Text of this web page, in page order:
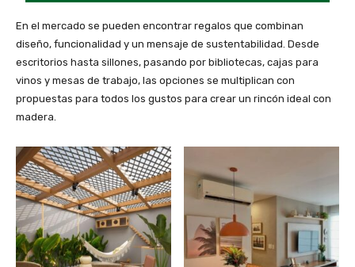
En el mercado se pueden encontrar regalos que combinan
diseño, funcionalidad y un mensaje de sustentabilidad. Desde
escritorios hasta sillones, pasando por bibliotecas, cajas para
vinos y mesas de trabajo, las opciones se multiplican con
propuestas para todos los gustos para crear un rincón ideal con
madera.